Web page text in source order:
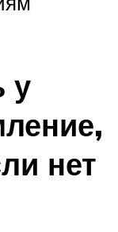
у
нет